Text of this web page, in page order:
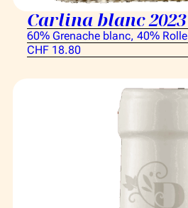
Carlina blanc 2023
60% Grenache blanc, 40% Rolle
CHF 18.80